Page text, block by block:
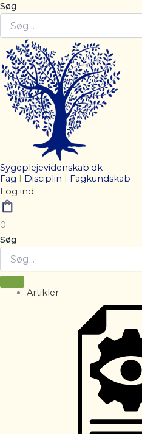
Søg
Sygeplejevidenskab.dk
Fag
Disciplin
Fagkundskab
Log ind
0
Søg
Artikler